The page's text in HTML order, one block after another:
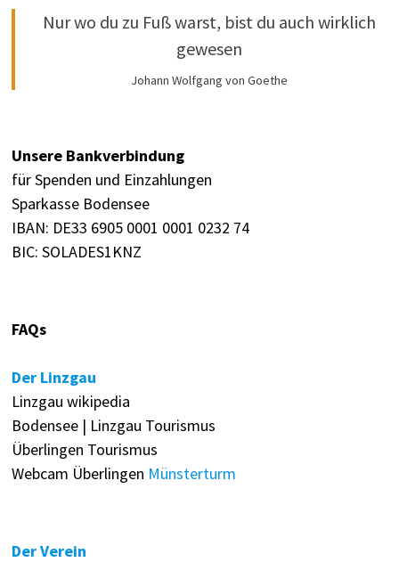
Nur wo du zu Fuß warst, bist du auch wirklich
gewesen
Johann Wolfgang von Goethe
Unsere Bankverbindung
für Spenden und Einzahlungen
Sparkasse Bodensee
IBAN: DE33 6905 0001 0001 0232 74
BIC: SOLADES1KNZ
FAQs
Der Linzgau
Linzgau wikipedia
Bodensee | Linzgau Tourismus
Überlingen Tourismus
Webcam Überlingen Münsterturm
Der Verein